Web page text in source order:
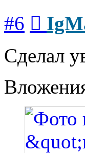
#6
Сделал